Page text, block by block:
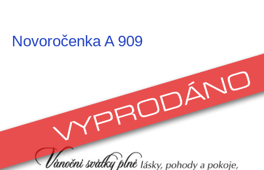
Novoročenka A 909